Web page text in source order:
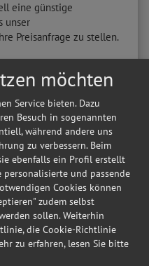
eine günstige
unser
Preisanfrage zu stellen.
Kupplung|Inspektion|
|Radlager|Ölwechsel
|Mercedes-benz|Peugeot|Fiat|
|Dortmund|Essen|Leipzig
Kfz-Modell Kfz-Typ Werkstatt
möchten
Service bieten. Dazu
Besuch in sogenannten
während andere uns
zu verbessern. Beim
ebenfalls ein Profil erstellt
und passende
Cookies können
zudem selbst
sollen. Weiterhin
die Cookie-Richtlinie
zu erfahren, lesen Sie bitte